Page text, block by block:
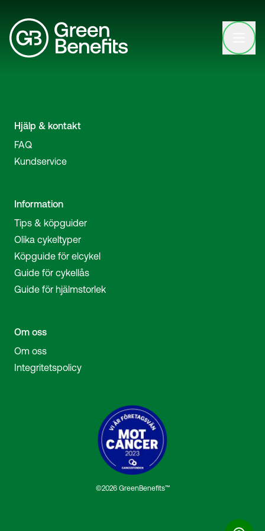
Open
Hjälp & kontakt
FAQ
Kundservice
Information
Tips & köpguider
Olika cykeltyper
Köpguide för elcykel
Guide för cykellås
Guide för hjälmstorlek
Om oss
Om oss
Integritetspolicy
©2026 GreenBenefits™